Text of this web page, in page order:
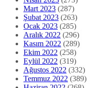
Mart 2023 (287)
Şubat 2023 (263)
Ocak 2023 (285)
Aralık 2022 (296)
Kasım 2022 (289)
Ekim 2022 (258)
Eylül 2022 (319)
Ağustos 2022 (332)
Temmuz 2022 (389)